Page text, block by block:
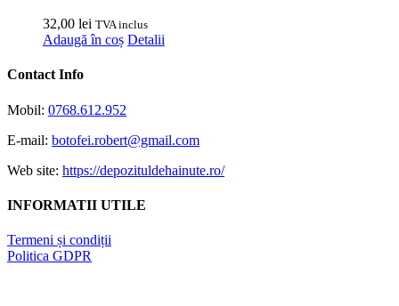
32,00 lei TVA inclus
Adaugă în coș Detalii
Contact Info
Mobil: 0768.612.952
E-mail: botofei.robert@gmail.com
Web site: https://depozituldehainute.ro/
INFORMATII UTILE
Termeni și condiții
Politica GDPR